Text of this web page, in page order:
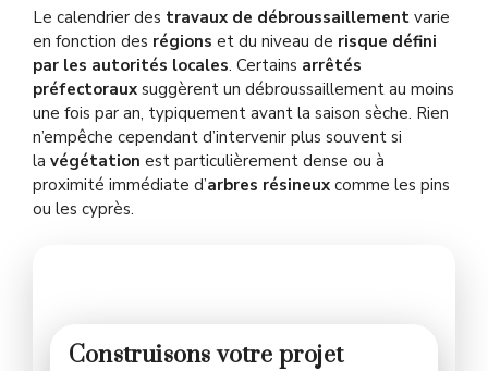
Le calendrier des travaux de débroussaillement varie
en fonction des régions et du niveau de risque défini
par les autorités locales. Certains arrêtés
préfectoraux suggèrent un débroussaillement au moins
une fois par an, typiquement avant la saison sèche. Rien
n’empêche cependant d’intervenir plus souvent si
la végétation est particulièrement dense ou à
proximité immédiate d’arbres résineux comme les pins
ou les cyprès.
Construisons votre projet